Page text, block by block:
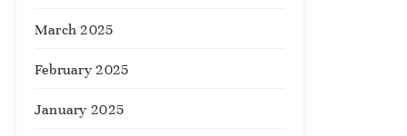
March 2025
February 2025
January 2025